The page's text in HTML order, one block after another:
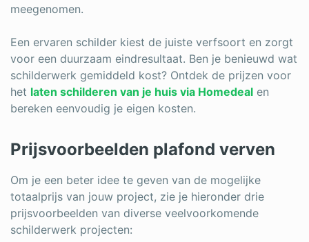
meegenomen.
Een ervaren schilder kiest de juiste verfsoort en zorgt
voor een duurzaam eindresultaat. Ben je benieuwd wat
schilderwerk gemiddeld kost? Ontdek de prijzen voor
het laten schilderen van je huis via Homedeal en
bereken eenvoudig je eigen kosten.
Prijsvoorbeelden plafond verven
Om je een beter idee te geven van de mogelijke
totaalprijs van jouw project, zie je hieronder drie
prijsvoorbeelden van diverse veelvoorkomende
schilderwerk projecten: